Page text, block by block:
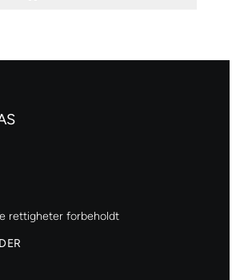
rettigheter forbeholdt